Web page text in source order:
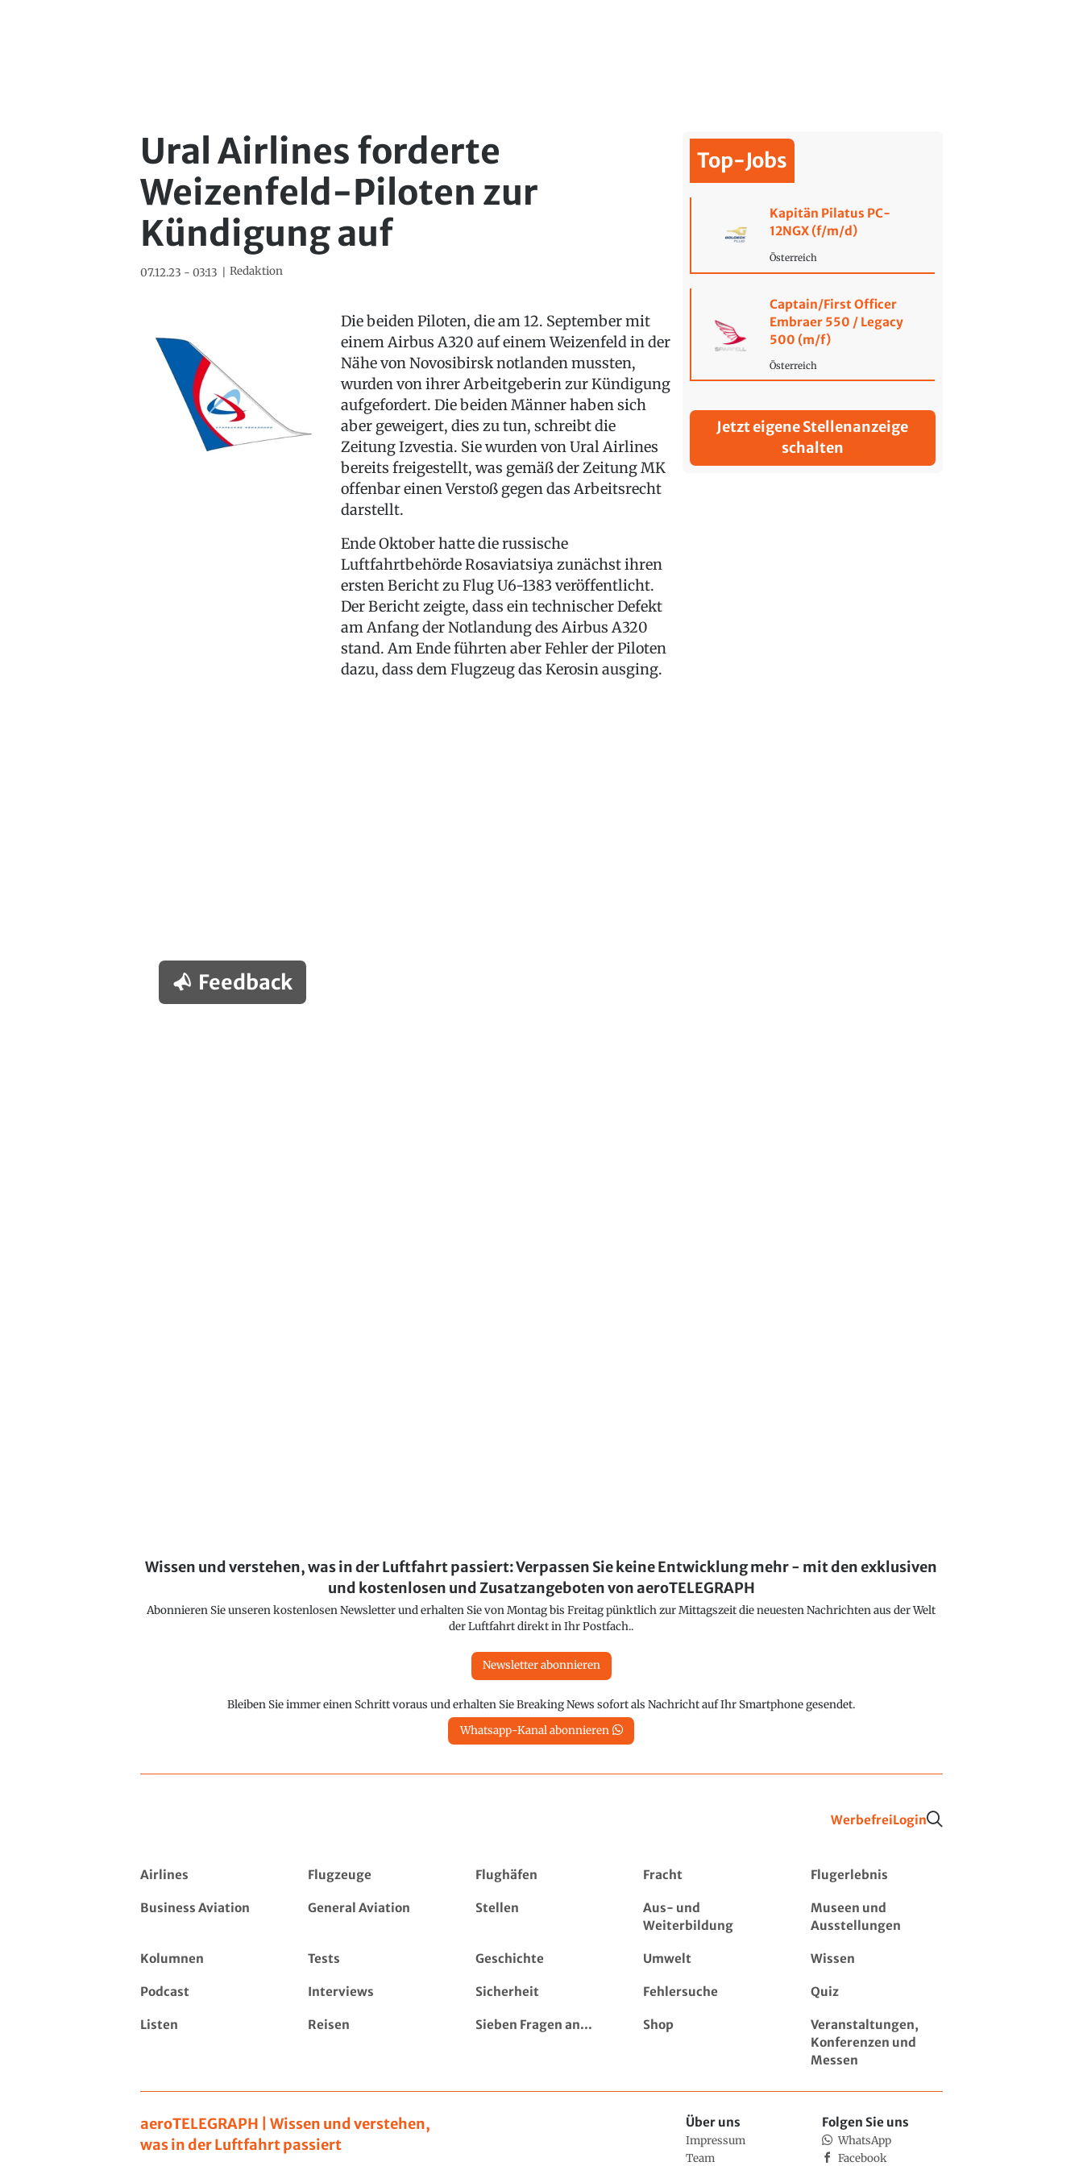
Ural Airlines forderte
Weizenfeld-Piloten zur
Kündigung auf
07.12.23 - 03:13 Redaktion
Die beiden Piloten, die am 12. September mit
einem Airbus A320 auf einem Weizenfeld in der
Nähe von Novosibirsk notlanden mussten,
wurden von ihrer Arbeitgeberin zur Kündigung
aufgefordert. Die beiden Männer haben sich
aber geweigert, dies zu tun, schreibt die
Zeitung Izvestia. Sie wurden von Ural Airlines
bereits freigestellt, was gemäß der Zeitung MK
offenbar einen Verstoß gegen das Arbeitsrecht
darstellt.
Ende Oktober hatte die russische
Luftfahrtbehörde Rosaviatsiya zunächst ihren
ersten Bericht zu Flug U6-1383 veröffentlicht.
Der Bericht zeigte, dass ein technischer Defekt
am Anfang der Notlandung des Airbus A320
stand. Am Ende führten aber Fehler der Piloten
dazu, dass dem Flugzeug das Kerosin ausging.
Feedback
Top-Jobs
Kapitän Pilatus PC-
12NGX (f/m/d)
Österreich
Captain/First Officer
Embraer 550 / Legacy
500 (m/f)
Österreich
Jetzt eigene Stellenanzeige
schalten
Wissen und verstehen, was in der Luftfahrt passiert: Verpassen Sie keine Entwicklung mehr - mit den exklusiven
und kostenlosen und Zusatzangeboten von aeroTELEGRAPH
Abonnieren Sie unseren kostenlosen Newsletter und erhalten Sie von Montag bis Freitag pünktlich zur Mittagszeit die neuesten Nachrichten aus der Welt
der Luftfahrt direkt in Ihr Postfach..
Newsletter abonnieren
Bleiben Sie immer einen Schritt voraus und erhalten Sie Breaking News sofort als Nachricht auf Ihr Smartphone gesendet.
Whatsapp-Kanal abonnieren
WerbefreiLogin
Airlines Flugzeuge Flughäfen Fracht Flugerlebnis
Business Aviation General Aviation Stellen
Aus- und
Weiterbildung
Museen und
Ausstellungen
Kolumnen Tests Geschichte Umwelt Wissen
Podcast Interviews Sicherheit Fehlersuche Quiz
Listen Reisen Sieben Fragen an... Shop
Veranstaltungen,
Konferenzen und
Messen
aeroTELEGRAPH | Wissen und verstehen,
was in der Luftfahrt passiert
Über uns
Impressum
Team
Folgen Sie uns
WhatsApp
Facebook